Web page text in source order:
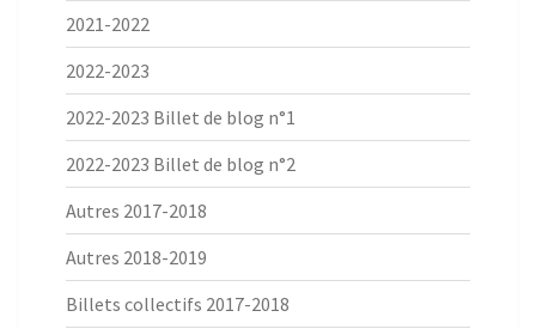
2021-2022
2022-2023
2022-2023 Billet de blog n°1
2022-2023 Billet de blog n°2
Autres 2017-2018
Autres 2018-2019
Billets collectifs 2017-2018